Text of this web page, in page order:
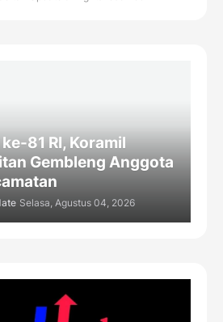
81 RI, Koramil
Gembleng Anggota
Selasa, Agustus 04, 2026